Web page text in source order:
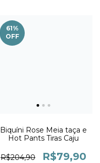
61%
OFF
Biquíni Rose Meia taça e
Hot Pants Tiras Caju
R$204,90 R$79,90